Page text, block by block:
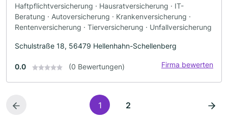
Haftpflichtversicherung · Hausratversicherung · IT-
Beratung · Autoversicherung · Krankenversicherung ·
Rentenversicherung · Tierversicherung · Unfallversicherung
Schulstraße 18, 56479 Hellenhahn-Schellenberg
0.0 (0 Bewertungen) Firma bewerten
1 2